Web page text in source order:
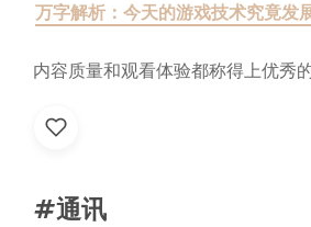
万字解析：今天的游戏技术究竟发
内容质量和观看体验都称得上优秀的
#通讯